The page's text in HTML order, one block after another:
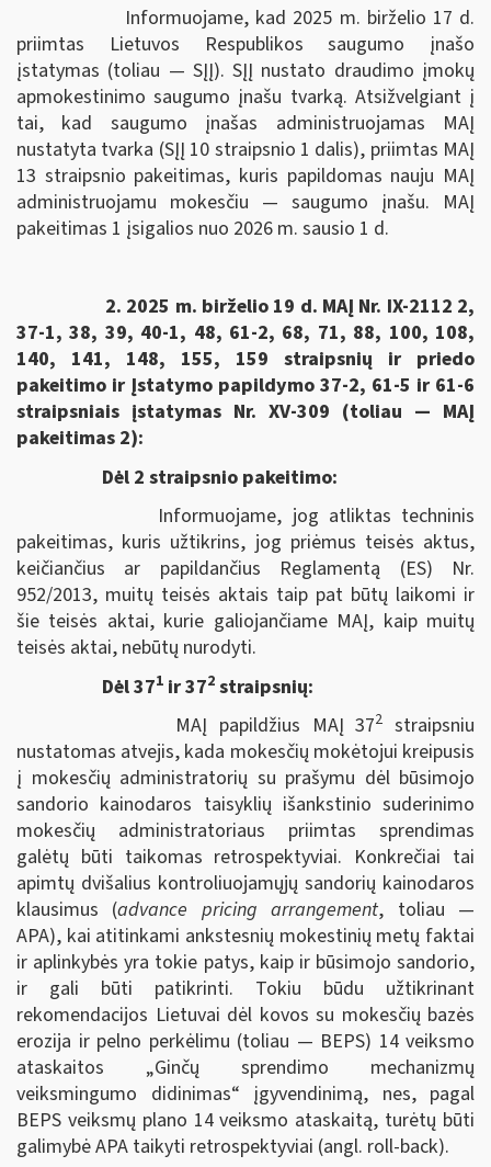
Informuojame, kad 2025 m. birželio 17 d.
priimtas Lietuvos Respublikos saugumo įnašo
įstatymas (toliau — SĮĮ). SĮĮ nustato draudimo įmokų
apmokestinimo saugumo įnašu tvarką. Atsižvelgiant į
tai, kad saugumo įnašas administruojamas MAĮ
nustatyta tvarka (SĮĮ 10 straipsnio 1 dalis), priimtas MAĮ
13 straipsnio pakeitimas, kuris papildomas nauju MAĮ
administruojamu mokesčiu — saugumo įnašu. MAĮ
pakeitimas 1 įsigalios nuo 2026 m. sausio 1 d.
2. 2025 m. birželio 19 d. MAĮ Nr. IX-2112 2,
37-1, 38, 39, 40-1, 48, 61-2, 68, 71, 88, 100, 108,
140, 141, 148, 155, 159 straipsnių ir priedo
pakeitimo ir Įstatymo papildymo 37-2, 61-5 ir 61-6
straipsniais įstatymas Nr. XV-309 (toliau — MAĮ
pakeitimas 2):
Dėl 2 straipsnio pakeitimo:
Informuojame, jog atliktas techninis
pakeitimas, kuris užtikrins, jog priėmus teisės aktus,
keičiančius ar papildančius Reglamentą (ES) Nr.
952/2013, muitų teisės aktais taip pat būtų laikomi ir
šie teisės aktai, kurie galiojančiame MAĮ, kaip muitų
teisės aktai, nebūtų nurodyti.
Dėl 371ir 372straipsnių:
MAĮ papildžius MAĮ 372 straipsniu
nustatomas atvejis, kada mokesčių mokėtojui kreipusis
į mokesčių administratorių su prašymu dėl būsimojo
sandorio kainodaros taisyklių išankstinio suderinimo
mokesčių administratoriaus priimtas sprendimas
galėtų būti taikomas retrospektyviai. Konkrečiai tai
apimtų dvišalius kontroliuojamųjų sandorių kainodaros
klausimus (advance pricing arrangement, toliau —
APA), kai atitinkami ankstesnių mokestinių metų faktai
ir aplinkybės yra tokie patys, kaip ir būsimojo sandorio,
ir gali būti patikrinti. Tokiu būdu užtikrinant
rekomendacijos Lietuvai dėl kovos su mokesčių bazės
erozija ir pelno perkėlimu (toliau — BEPS) 14 veiksmo
ataskaitos „Ginčų sprendimo mechanizmų
veiksmingumo didinimas“ įgyvendinimą, nes, pagal
BEPS veiksmų plano 14 veiksmo ataskaitą, turėtų būti
galimybė APA taikyti retrospektyviai (angl. roll-back).